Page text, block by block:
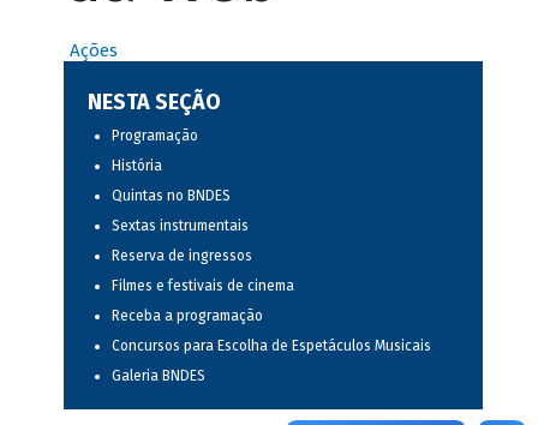
Ações
NESTA SEÇÃO
Programação
História
Quintas no BNDES
Sextas instrumentais
Reserva de ingressos
Filmes e festivais de cinema
Receba a programação
Concursos para Escolha de Espetáculos Musicais
Galeria BNDES